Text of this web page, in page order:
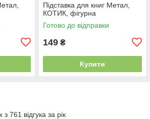
Підставка для книг Метал,
КОТИК, фігурна
Готово до відправки
149 ₴
Купити
761 відгука за рік